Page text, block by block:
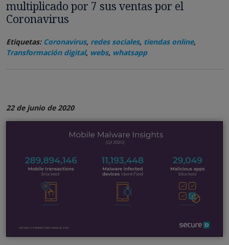
multiplicado por 7 sus ventas por el
Coronavirus
Etiquetas: Coronavirus, redes sociales, tiendas online,
Transformación digital, webs, whatsapp
22 de junio de 2020